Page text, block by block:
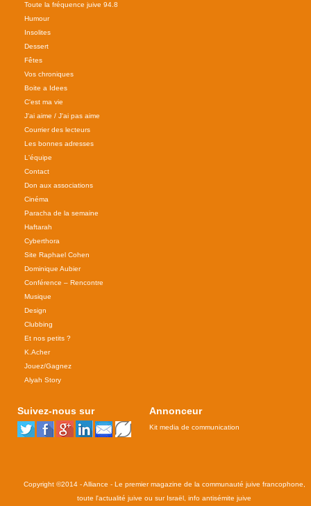
Toute la fréquence juive 94.8
Humour
Insolites
Dessert
Fêtes
Vos chroniques
Boite a Idees
C'est ma vie
J'ai aime / J'ai pas aime
Courrier des lecteurs
Les bonnes adresses
L'équipe
Contact
Don aux associations
Cinéma
Paracha de la semaine
Haftarah
Cyberthora
Site Raphael Cohen
Dominique Aubier
Conférence – Rencontre
Musique
Design
Clubbing
Et nos petits ?
K.Acher
Jouez/Gagnez
Alyah Story
Suivez-nous sur Annonceur
Kit media de communication
Copyright ©2014 - Alliance - Le premier magazine de la communauté juive francophone,
toute l'actualité juive ou sur Israël, info antisémite juive